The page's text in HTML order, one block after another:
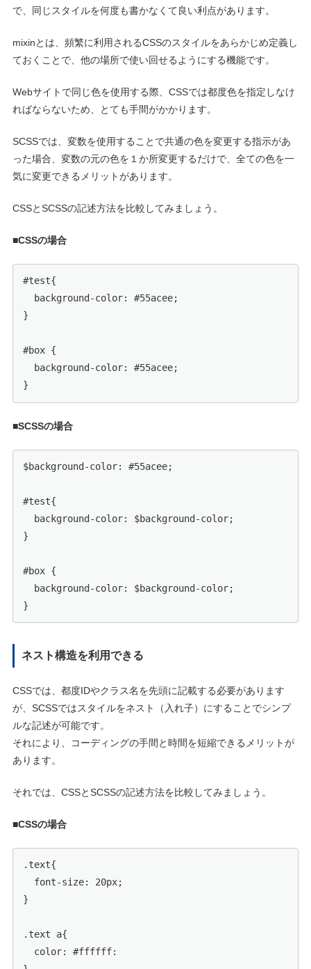
で、同じスタイルを何度も書かなくて良い利点があります。
mixinとは、頻繁に利用されるCSSのスタイルをあらかじめ定義し
ておくことで、他の場所で使い回せるようにする機能です。
Webサイトで同じ色を使用する際、CSSでは都度色を指定しなけ
ればならないため、とても手間がかかります。
SCSSでは、変数を使用することで共通の色を変更する指示があ
った場合、変数の元の色を１か所変更するだけで、全ての色を一
気に変更できるメリットがあります。
CSSとSCSSの記述方法を比較してみましょう。
■CSSの場合
#test{
}
#box {
■SCSSの場合
$background-color: #55acee;
#test{
}
#box {
ネスト構造を利用できる
CSSでは、都度IDやクラス名を先頭に記載する必要があります
が、SCSSではスタイルをネスト（入れ子）にすることでシンプ
ルな記述が可能です。
それにより、コーディングの手間と時間を短縮できるメリットが
あります。
それでは、CSSとSCSSの記述方法を比較してみましょう。
■CSSの場合
.text{
}
.text a{